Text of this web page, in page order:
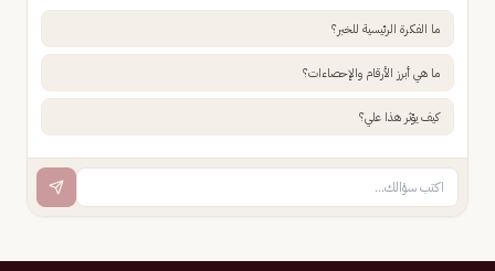
ما الفكرة الرئيسية للخبر؟
ما هي أبرز الأرقام والإحصاءات؟
كيف يؤثر هذا علي؟